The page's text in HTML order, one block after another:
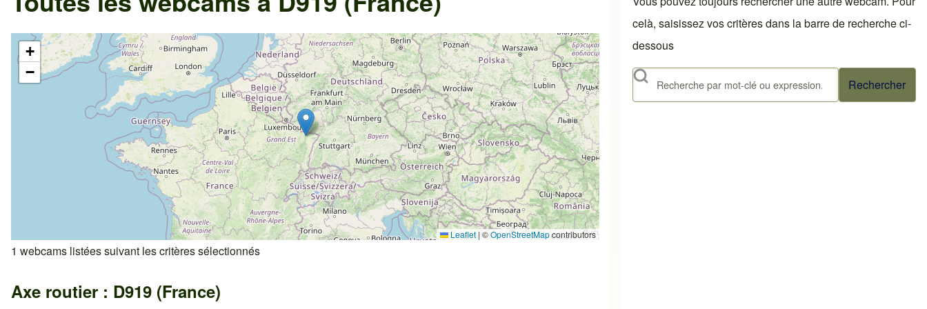
+
−
Leaflet | ©OpenStreetMapcontributors
1 webcams listées suivant les critères sélectionnés
Axe routier : D919 (France)
celà, saisissez vos critères dans la barre de recherche ci-
dessous
Rechercher